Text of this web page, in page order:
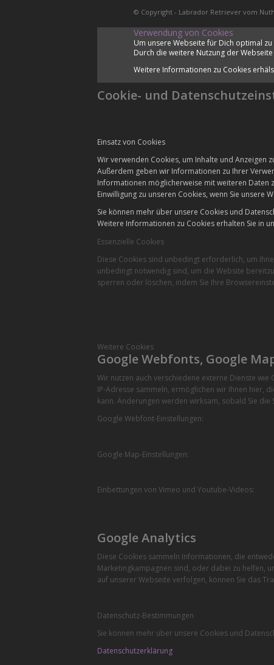
© Copyright - Labrador Retriever vom
Verwendung von Cookies
Um unsere Webseite für Dich optimal
Durch die weitere Nutzung der
Weitere Informationen zu Cookies
Cookie- und
Einsatz von Cookies
Wir verwenden Cookies, um Inhalte und Anzeigen
Außerdem geben wir Informationen zu Ihrer
Informationen möglicherweise mit weiteren Daten
Einwilligung zu unseren Cookies, wenn Sie unsere
Sie können mehr über unsere Cookies und
Weitere Informationen zu Cookies erhalten Sie in
Essenzielle Cookies
Diese Cookies sind unbedingt erforderlich, um
unbedingt notwendig sind, um die Website
sperren oder löschen, indem Sie Ihre
Weitere Cookies
Google Webfonts, Google
Wir nutzen auch verschiedene externe Dienste
IP-Adresse sammeln, ermöglichen wir Ihnen hier,
kann. Änderungen werden wirksam, sobald Sie die
Google Webfont-Einstellungen:
Google Map-Einstellungen:
Einbettungen von Vimeo und Youtube-Videos:
Google Analytics
Diese Cookies sammeln Informationen, die
Marketingkampagnen sind, oder dabei zu helfen,
auf unserer Webseite verfolgen, können Sie das
Datenschutz-Bestimmungen
Sie können mehr über unsere Cookies und
Datenschutzerklärung